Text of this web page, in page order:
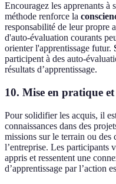
Encouragez les apprenants à
méthode renforce la
responsabilité de leur propre
d'auto-évaluation courants
orienter l'apprentissage futur.
participent à des auto-
résultats d’apprentissage.
10. Mise en pratique
Pour solidifier les acquis, il
connaissances dans des
missions sur le terrain ou des
l’entreprise. Les participants
appris et ressentent une
d’apprentissage par l’action